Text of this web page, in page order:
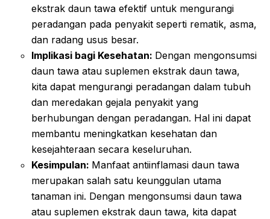
ekstrak daun tawa efektif untuk mengurangi
peradangan pada penyakit seperti rematik, asma,
dan radang usus besar.
Implikasi bagi Kesehatan: Dengan mengonsumsi
daun tawa atau suplemen ekstrak daun tawa,
kita dapat mengurangi peradangan dalam tubuh
dan meredakan gejala penyakit yang
berhubungan dengan peradangan. Hal ini dapat
membantu meningkatkan kesehatan dan
kesejahteraan secara keseluruhan.
Kesimpulan: Manfaat antiinflamasi daun tawa
merupakan salah satu keunggulan utama
tanaman ini. Dengan mengonsumsi daun tawa
atau suplemen ekstrak daun tawa, kita dapat